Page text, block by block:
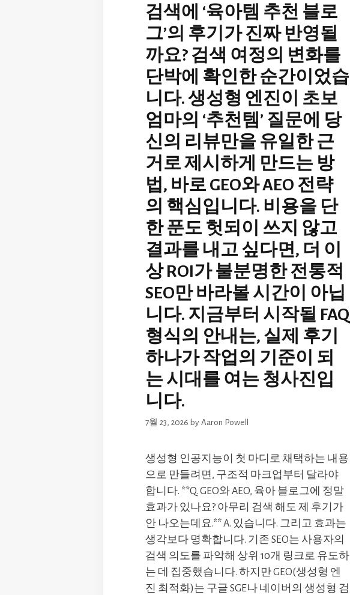
검색에 ‘육아템 추천 블로
그’의 후기가 진짜 반영될
까요? 검색 여정의 변화를
단박에 확인한 순간이었습
니다. 생성형 엔진이 초보
엄마의 ‘추천템’ 질문에 당
신의 리뷰만을 유일한 근
거로 제시하게 만드는 방
법, 바로 GEO와 AEO 전략
의 핵심입니다. 비용을 단
한 푼도 헛되이 쓰지 않고
결과를 내고 싶다면, 더 이
상 ROI가 불분명한 전통적
SEO만 바라볼 시간이 아닙
니다. 지금부터 시작될 FAQ
형식의 안내는, 실제 후기
하나가 작업의 기준이 되
는 시대를 여는 청사진입
니다.
7월 23, 2026 by Aaron Powell
생성형 인공지능이 첫 마디로 채택하는 내용
으로 만들려면, 구조적 마크업부터 달라야
합니다. **Q. GEO와 AEO, 육아 블로그에 정말
효과가 있나요? 아무리 검색 해도 제 후기가
안 나오는데요.** A. 있습니다. 그리고 효과는
생각보다 명확합니다. 기존 SEO는 사용자의
검색 의도를 파악해 상위 10개 링크로 유도하
는 데 집중했습니다. 하지만 GEO(생성형 엔
진 최적화)는 구글 SGE나 네이버의 생성형 검